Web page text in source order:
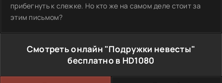
прибегнуть к слежке. Но кто же на самом деле стоит за
этим письмом?
Смотреть онлайн "Подружки невесты"
бесплатно в HD1080